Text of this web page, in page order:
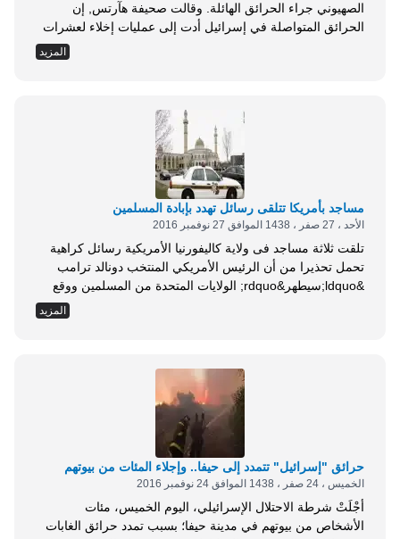
الصهيوني جراء الحرائق الهائلة. وقالت صحيفة هآرتس, إن
الحرائق المتواصلة في إسرائيل أدت إلى عمليات إخلاء لعشرات
الآلاف من سكان مدينة حيفا تحديدا، في ظل الأضرار, التي
أحاطت بعشرات المنازل. وأضافت الصحيفة ، أن الحرائق خلفت
المزيد
مساجد بأمريكا تتلقى رسائل تهدد بإبادة المسلمين
الأحد ، 27 صفر ، 1438 الموافق 27 نوفمبر 2016
تلقت ثلاثة مساجد فى ولاية كاليفورنيا الأمريكية رسائل كراهية
تحمل تحذيرا من أن الرئيس الأمريكي المنتخب دونالد ترامب
&ldquo;سيطهر&rdquo; الولايات المتحدة من المسلمين ووقع
على هذه الرسائل مجهول باسم&rdquo;أمريكيون من أجل
التنفيذي لمكتب مجلس العلاقات الأمريكية الإسلامية في لوس
المزيد
حرائق "إسرائيل" تتمدد إلى حيفا.. وإجلاء المئات من بيوتهم
الخميس ، 24 صفر ، 1438 الموافق 24 نوفمبر 2016
أجْلَتْ شرطة الاحتلال الإسرائيلي، اليوم الخميس، مئات
الأشخاص من بيوتهم في مدينة حيفا؛ بسبب تمدد حرائق الغابات